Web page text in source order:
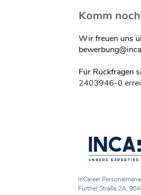
Komm
Wir freuen uns
Für Rückfragen
2403946-0
InCareer
Fürther Straße 2A,